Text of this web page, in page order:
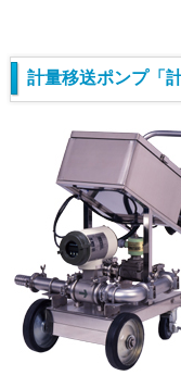
計量移送ポンプ「